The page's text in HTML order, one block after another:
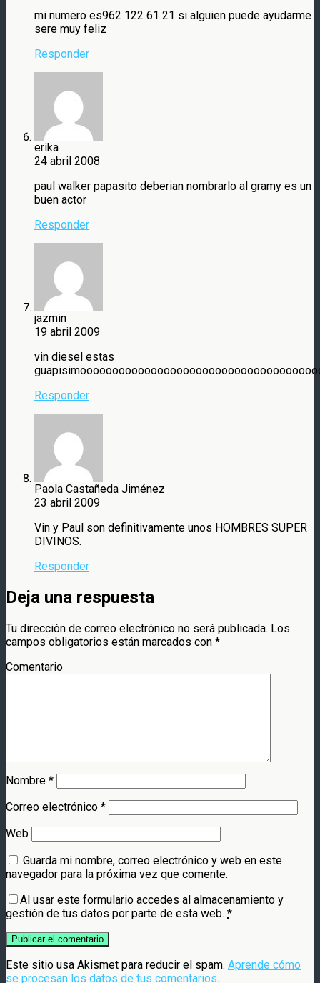
mi numero es962 122 61 21 si alguien puede ayudarme
sere muy feliz
Responder
erika
24 abril 2008
paul walker papasito deberian nombrarlo al gramy es un
buen actor
Responder
jazmin
19 abril 2009
vin diesel estas
Responder
Paola Castañeda Jiménez
23 abril 2009
Vin y Paul son definitivamente unos HOMBRES SUPER
DIVINOS.
Responder
Deja una respuesta
Tu dirección de correo electrónico no será publicada. Los
campos obligatorios están marcados con *
Comentario
Nombre *
Correo electrónico *
Web
Guarda mi nombre, correo electrónico y web en este
navegador para la próxima vez que comente.
Al usar este formulario accedes al almacenamiento y
gestión de tus datos por parte de esta web. *
Este sitio usa Akismet para reducir el spam. Aprende cómo
se procesan los datos de tus comentarios.